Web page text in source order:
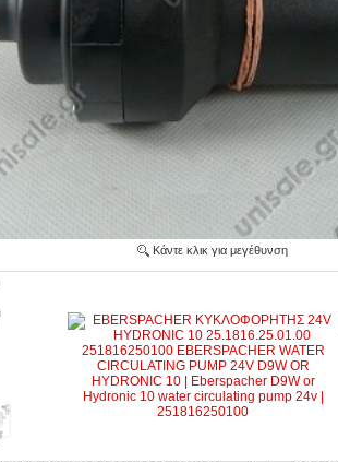
Κάντε κλικ για μεγέθυνση